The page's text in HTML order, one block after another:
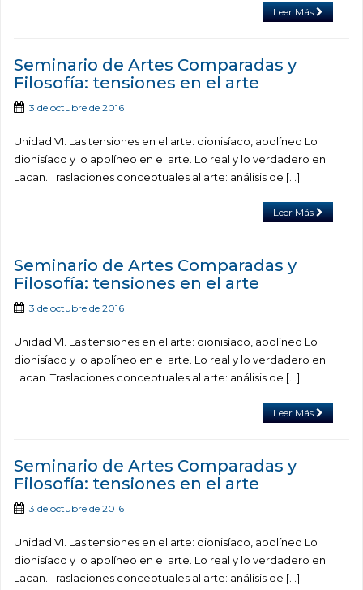
Leer Más
Seminario de Artes Comparadas y
Filosofía: tensiones en el arte
3 de octubre de 2016
Unidad VI. Las tensiones en el arte: dionisíaco, apolíneo Lo
dionisíaco y lo apolíneo en el arte. Lo real y lo verdadero en
Lacan. Traslaciones conceptuales al arte: análisis de […]
Leer Más
Seminario de Artes Comparadas y
Filosofía: tensiones en el arte
3 de octubre de 2016
Unidad VI. Las tensiones en el arte: dionisíaco, apolíneo Lo
dionisíaco y lo apolíneo en el arte. Lo real y lo verdadero en
Lacan. Traslaciones conceptuales al arte: análisis de […]
Leer Más
Seminario de Artes Comparadas y
Filosofía: tensiones en el arte
3 de octubre de 2016
Unidad VI. Las tensiones en el arte: dionisíaco, apolíneo Lo
dionisíaco y lo apolíneo en el arte. Lo real y lo verdadero en
Lacan. Traslaciones conceptuales al arte: análisis de […]